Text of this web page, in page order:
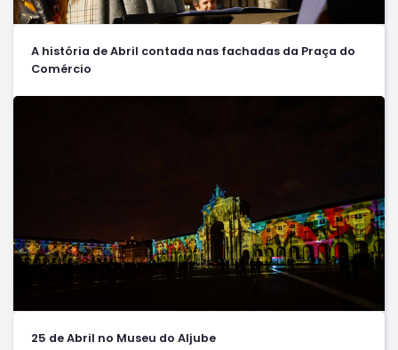
A história de Abril contada nas fachadas da Praça do
Comércio
25 de Abril no Museu do Aljube